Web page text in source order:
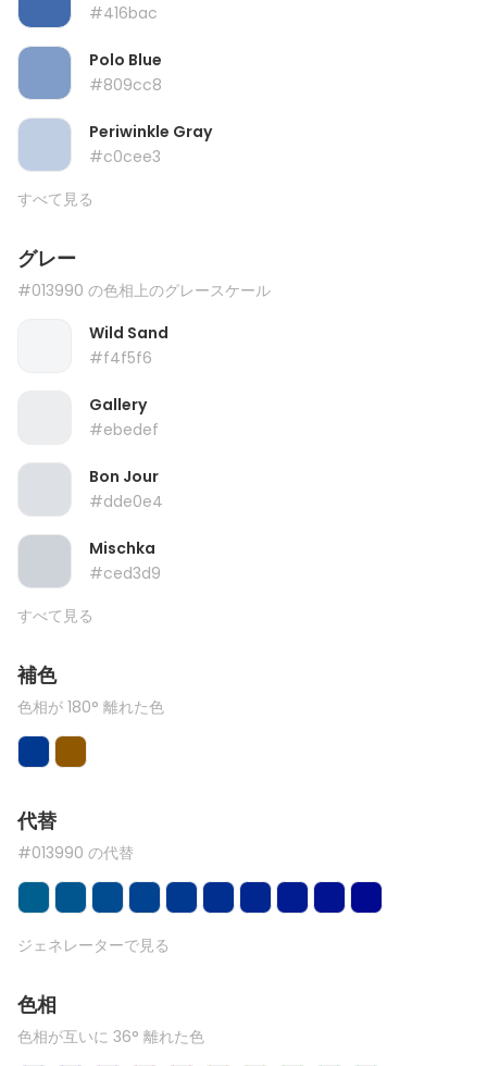
#416bac
Polo Blue
#809cc8
Periwinkle Gray
#c0cee3
すべて見る
グレー
#013990 の色相上のグレースケール
Wild Sand
#f4f5f6
Gallery
#ebedef
Bon Jour
#dde0e4
Mischka
#ced3d9
すべて見る
補色
色相が 180° 離れた色
代替
#013990 の代替
ジェネレーターで見る
色相
色相が互いに 36° 離れた色